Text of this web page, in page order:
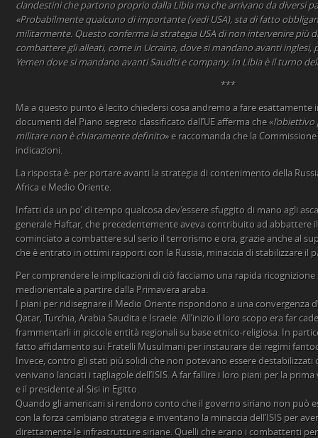
clandestini che partono proprio dalla Libia ma che arrivano da diversi
«Probabilmente qualcuno di importante (vedi USA), sta di fatto
militarmente. Questo conferma la strategia USA di non intervenire più
combattere gli alleati, come in Ucraina, dove si mandano avanti inglesi,
Yemen dove si mandano avanti Sauditi e company. In Libia è il turno
***
Ma a questo punto è lecito chiedersi cosa andremo a fare esattamente
documenti del Piano segreto classificato dall’UE afferma che «
militare non è chiaramente definito» e raccomanda che la
indicazioni.
La risposta è: per portare avanti la strategia di contenimento della
Africa e Medio Oriente.
Infatti da un po’ di tempo qualcosa dev’essere sfuggito di mano agli
generale Haftar, che precedentemente aveva contribuito ad abbattere
cominciato a combattere sul serio il terrorismo e ora, grazie anche al
che è entrato in ottimi rapporti con la Russia, minaccia di stabilizzare il
Per comprendere le implicazioni di ciò facciamo una rapida
mediorientale a partire dalla Primavera araba.
I piani per ridisegnare il Medio Oriente rispondono a una convergenza
Qatar, Turchia, Arabia Saudita e Israele. All’inizio il loro scopo era far
frammentarli in piccole entità regionali su base etnico-religiosa. In
fatto affidamento sui Fratelli Musulmani per instaurare dei regimi
Invece, contro gli stati più solidi che non potevano essere
venivano lanciati i tagliagole dell’ISIS. A far fallire i loro piani per la
e il presidente al-Sisi in Egitto.
Quando gli americani si rendono conto che il governo siriano non può
con la forza cambiano strategia e inventano la minaccia dell’ISIS per
direttamente le infrastrutture siriane. Quelli che erano i combattenti